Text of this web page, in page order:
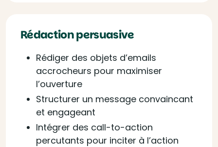
Rédaction persuasive
Rédiger des objets d’emails
accrocheurs pour maximiser
l’ouverture
Structurer un message convaincant
et engageant
Intégrer des call-to-action
percutants pour inciter à l’action